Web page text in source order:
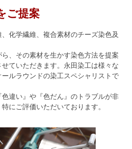
ご提案
化学繊維、複合素材のチーズ染色及
、その素材を生かす染色方法を提案
ていただきます。永田染工は様々な
ルラウンドの染工スペシャリストで
違い』や『色だん』のトラブルが非
にご評価いただいております。